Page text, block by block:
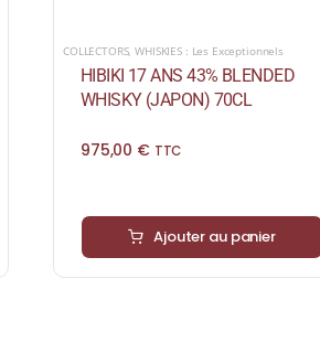
COLLECTORS,WHISKIES : Les Exceptionnels
HIBIKI 17 ANS 43% BLENDED
WHISKY (JAPON) 70CL
975,00 € TTC
Ajouter au panier